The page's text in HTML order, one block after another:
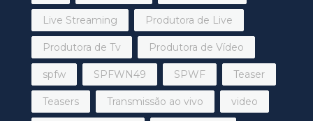
Live Streaming Produtora de Live
Produtora de Tv Produtora de Vídeo
spfw SPFWN49 SPWF Teaser
Teasers Transmissão ao vivo video